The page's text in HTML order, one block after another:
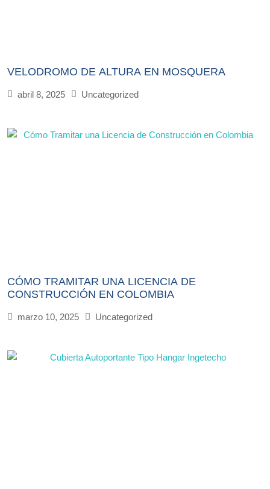
VELODROMO DE ALTURA EN MOSQUERA
abril 8, 2025 Uncategorized
CÓMO TRAMITAR UNA LICENCIA DE
CONSTRUCCIÓN EN COLOMBIA
marzo 10, 2025 Uncategorized